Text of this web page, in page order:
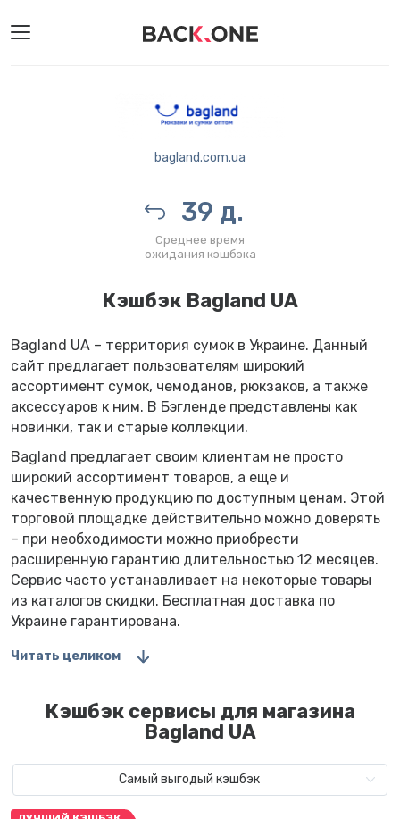
bagland.com.ua
39 д.
Среднее время
ожидания кэшбэка
Кэшбэк Bagland UA
Bagland UA – территория сумок в Украине. Данный
сайт предлагает пользователям широкий
ассортимент сумок, чемоданов, рюкзаков, а также
аксессуаров к ним. В Бэгленде представлены как
новинки, так и старые коллекции.
Bagland предлагает своим клиентам не просто
широкий ассортимент товаров, а еще и
качественную продукцию по доступным ценам. Этой
торговой площадке действительно можно доверять
– при необходимости можно приобрести
расширенную гарантию длительностью 12 месяцев.
Сервис часто устанавливает на некоторые товары
из каталогов скидки. Бесплатная доставка по
Украине гарантирована.
Читать целиком
Кэшбэк сервисы для магазина
Bagland UA
Самый выгодый кэшбэк